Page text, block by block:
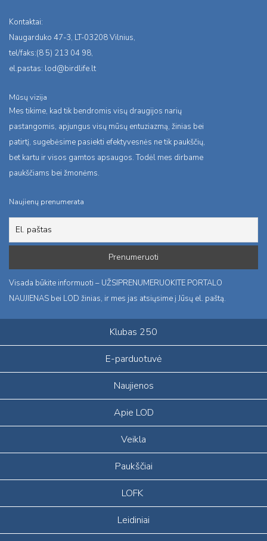
Kontaktai:
Naugarduko 47-3, LT-03208 Vilnius,
tel/faks:(8 5) 213 04 98,
el.pastas: lod@birdlife.lt
Mūsų vizija
Mes tikime, kad tik bendromis visų draugijos narių
pastangomis, apjungus visų mūsų entuziazmą, žinias bei
patirtį, sugebėsime pasiekti efektyvesnės ne tik paukščių,
bet kartu ir visos gamtos apsaugos. Todėl mes dirbame
paukščiams bei žmonėms.
Naujienų prenumerata
Visada būkite informuoti – UŽSIPRENUMERUOKITE PORTALO
NAUJIENAS bei LOD žinias, ir mes jas atsiųsime į Jūsų el. paštą.
Klubas 250
E-parduotuvė
Naujienos
Apie LOD
Veikla
Paukščiai
LOFK
Leidiniai